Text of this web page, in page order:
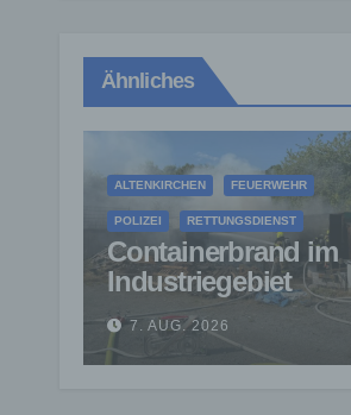
Ähnliches
ALTENKIRCHEN FEUERWEHR
POLIZEI RETTUNGSDIENST
Containerbrand im
Industriegebiet
Horhausen:
Feuerwehr
weitere
7. AUG. 2026